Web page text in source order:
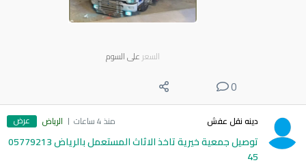
السعر على السوم
0
دينه نقل عفش منذ 4 ساعات الرياض عرض
توصيل جمعية خيرية تاخذ الاثاث المستعمل بالرياض 05779213
45